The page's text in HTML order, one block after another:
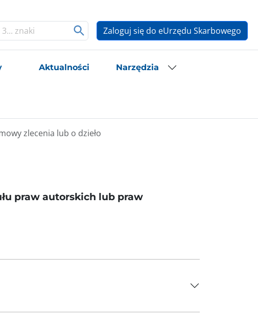
Zaloguj się do eUrzędu Skarbowego
Aktualności Narzędzia
zlecenia lub o dzieło
praw autorskich lub praw